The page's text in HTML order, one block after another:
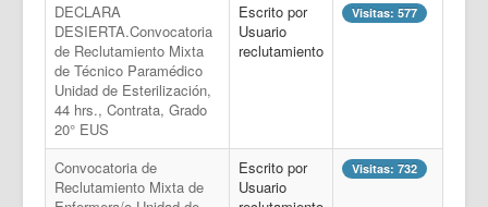
DECLARA
DESIERTA.Convocatoria
de Reclutamiento Mixta
de Técnico Paramédico
Unidad de Esterilización,
44 hrs., Contrata, Grado
20° EUS
Escrito por
Usuario
reclutamiento
Visitas: 577
Convocatoria de
Reclutamiento Mixta de
Escrito por
Usuario
Visitas: 732